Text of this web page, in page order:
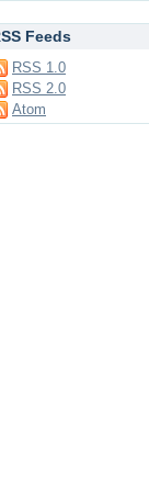
Feeds
RSS 1.0
RSS 2.0
Atom